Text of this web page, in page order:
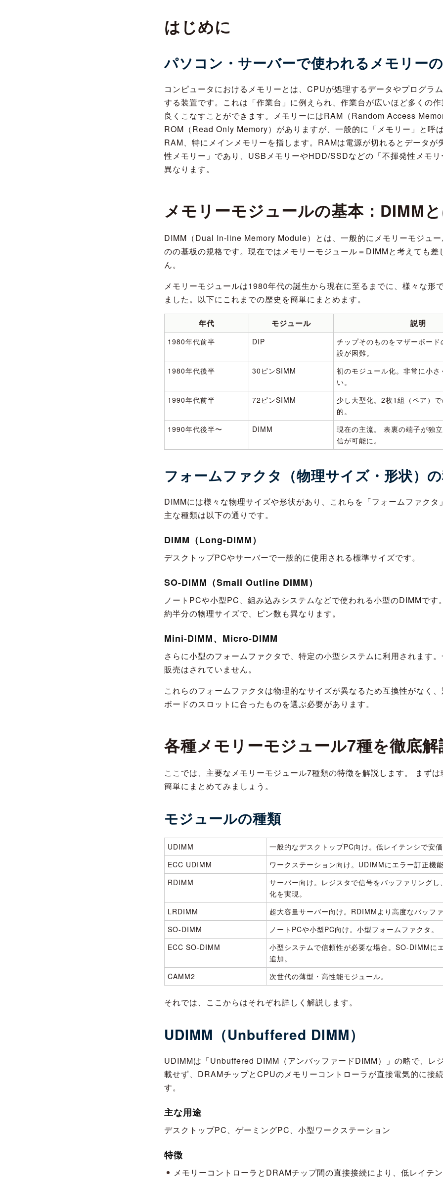
はじめに
パソコン・サーバーで使われるメモリー
コンピュータにおけるメモリーとは、CPUが処理するデータやプログラ
する装置です。これは「作業台」に例えられ、作業台が広いほど多くの
良くこなすことができます。メモリーにはRAM（Random Access
ROM（Read Only Memory）がありますが、一般的に「メモリー」と呼
RAM、特にメインメモリーを指します。RAMは電源が切れるとデータが
性メモリー」であり、USBメモリーやHDD/SSDなどの「不揮発性メモ
異なります。
メモリーモジュールの基本：DIMM
DIMM（Dual In-line Memory Module）とは、一般的にメモリーモジュ
のの基板の規格です。現在ではメモリーモジュール＝DIMMと考えても差
ん。
メモリーモジュールは1980年代の誕生から現在に至るまでに、様々な形
ました。以下にこれまでの歴史を簡単にまとめます。
年代 モジュール 説明
1980年代前半 DIP
チップそのものをマザーボー
設が困難。
1980年代後半
30ピンSIMM
初のモジュール化。非常に小
い。
1990年代前半
72ピンSIMM
少し大型化。2枚1組（ペア）
的。
1990年代後半〜
DIMM
現在の主流。 表裏の端子が独
信が可能に。
フォームファクタ（物理サイズ・形状）
DIMMには様々な物理サイズや形状があり、これらを「フォームファクタ
主な種類は以下の通りです。
DIMM（Long-DIMM）
デスクトップPCやサーバーで一般的に使用される標準サイズです。
SO-DIMM（Small Outline DIMM）
ノートPCや小型PC、組み込みシステムなどで使われる小型のDIMMです
約半分の物理サイズで、ピン数も異なります。
Mini-DIMM、Micro-DIMM
さらに小型のフォームファクタで、特定の小型システムに利用されます
販売はされていません。
これらのフォームファクタは物理的なサイズが異なるため互換性がなく
ボードのスロットに合ったものを選ぶ必要があります。
各種メモリーモジュール7種を徹底解
ここでは、主要なメモリーモジュール7種類の特徴を解説します。 まず
簡単にまとめてみましょう。
モジュールの種類
UDIMM
一般的なデスクトップPC向け。低レイテンシで安
ECC UDIMM
ワークステーション向け。UDIMMにエラー訂正機
RDIMM
サーバー向け。レジスタで信号をバッファリングし
化を実現。
LRDIMM
超大容量サーバー向け。RDIMMより高度なバッフ
SO-DIMM
ノートPCや小型PC向け。小型フォームファクタ。
ECC SO-DIMM
小型システムで信頼性が必要な場合。SO-DIMMに
追加。
CAMM2
次世代の薄型・高性能モジュール。
それでは、ここからはそれぞれ詳しく解説します。
UDIMM（Unbuffered DIMM）
UDIMMは「Unbuffered DIMM（アンバッファードDIMM）」の略で、レ
載せず、DRAMチップとCPUのメモリーコントローラが直接電気的に接
す。
主な用途
デスクトップPC、ゲーミングPC、小型ワークステーション
特徴
メモリーコントローラとDRAMチップ間の直接接続により、低レイテ